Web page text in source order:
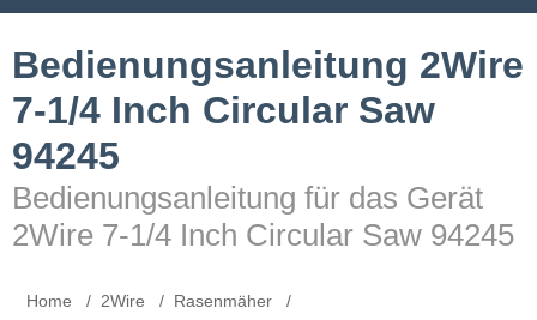
Bedienungsanleitung 2Wire
7-1/4 Inch Circular Saw
94245
Bedienungsanleitung für das Gerät
2Wire 7-1/4 Inch Circular Saw 94245
Home 2Wire
Rasenmäher